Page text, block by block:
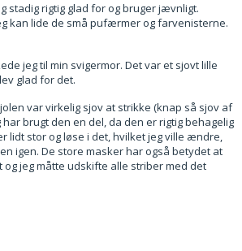
stadig rigtig glad for og bruger jævnligt.
kan lide de små pufærmer og farvenisterne.
jeg til min svigermor. Det var et sjovt lille
glad for det.
var virkelig sjov at strikke (knap så sjov af
brugt den en del, da den er rigtig behagelig
lidt stor og løse i det, hvilket jeg ville ændre,
igen. De store masker har også betydet at
jeg måtte udskifte alle striber med det